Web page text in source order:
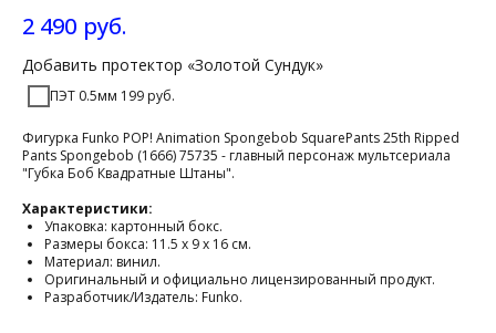
2 490 руб.
Добавить протектор «Золотой Сундук»
ПЭТ 0.5мм 199 руб.
Фигурка Funko POP! Animation Spongebob SquarePants 25th Ripped
Pants Spongebob (1666) 75735 - главный персонаж мультсериала
"Губка Боб Квадратные Штаны".
Характеристики:
Упаковка: картонный бокс.
Размеры бокса: 11.5 х 9 х 16 см.
Материал: винил.
Оригинальный и официально лицензированный продукт.
Разработчик/Издатель: Funko.